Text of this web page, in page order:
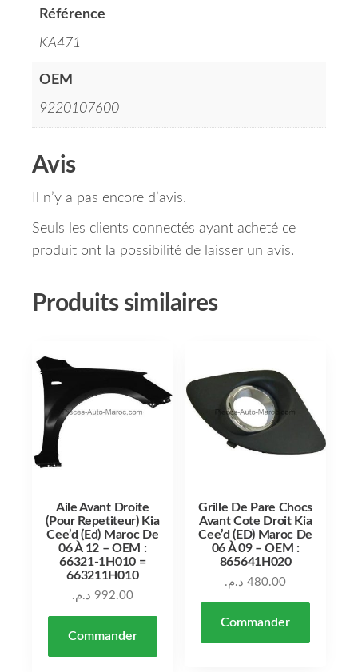
Référence
KA471
OEM
9220107600
Avis
Il n’y a pas encore d’avis.
Seuls les clients connectés ayant acheté ce
produit ont la possibilité de laisser un avis.
Produits similaires
Aile Avant Droite
(Pour Repetiteur) Kia
Cee’d (Ed) Maroc De
06 À 12 – OEM :
66321-1H010 =
663211H010
992.00 د.م.
Commander
Grille De Pare Chocs
Avant Cote Droit Kia
Cee’d (ED) Maroc De
06 À 09 – OEM :
865641H020
480.00 د.م.
Commander